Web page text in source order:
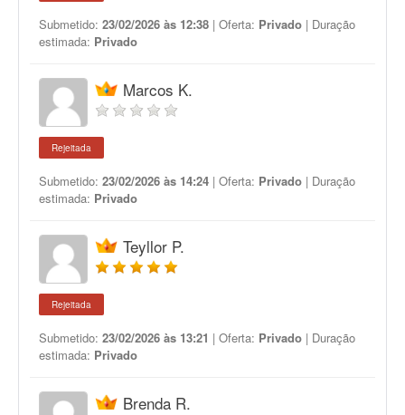
Submetido: 23/02/2026 às 12:38 | Oferta: Privado | Duração
estimada: Privado
Marcos K.
Rejeitada
Submetido: 23/02/2026 às 14:24 | Oferta: Privado | Duração
estimada: Privado
Teyllor P.
Rejeitada
Submetido: 23/02/2026 às 13:21 | Oferta: Privado | Duração
estimada: Privado
Brenda R.